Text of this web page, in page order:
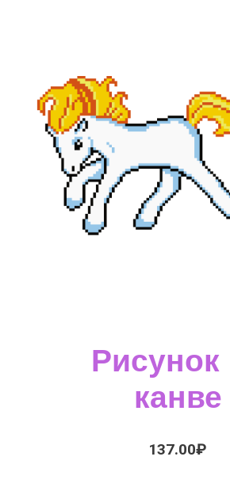
Рисунок
канве
137.00₽